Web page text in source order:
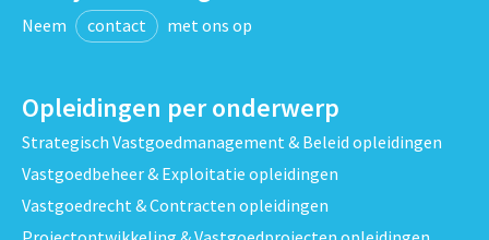
Neem contact met ons op
Opleidingen per onderwerp
Strategisch Vastgoedmanagement & Beleid opleidingen
Vastgoedbeheer & Exploitatie opleidingen
Vastgoedrecht & Contracten opleidingen